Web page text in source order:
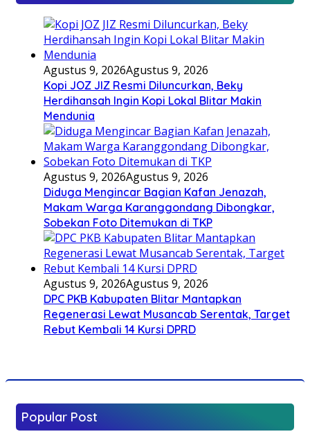
Agustus 9, 2026Agustus 9, 2026
Kopi JOZ JIZ Resmi Diluncurkan, Beky
Herdihansah Ingin Kopi Lokal Blitar Makin
Mendunia
Agustus 9, 2026Agustus 9, 2026
Diduga Mengincar Bagian Kafan Jenazah,
Makam Warga Karanggondang Dibongkar,
Sobekan Foto Ditemukan di TKP
Agustus 9, 2026Agustus 9, 2026
DPC PKB Kabupaten Blitar Mantapkan
Regenerasi Lewat Musancab Serentak, Target
Rebut Kembali 14 Kursi DPRD
Popular Post